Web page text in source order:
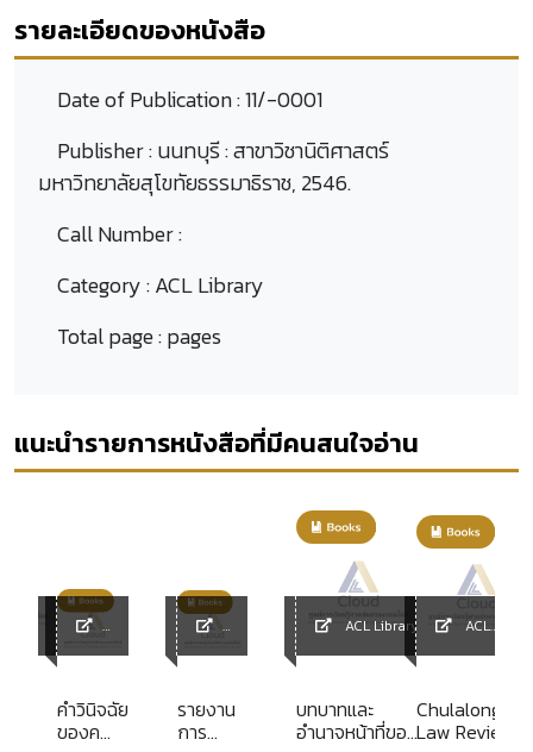
รายละเอียดของหนังสือ
Date of Publication :11/-0001
Publisher :นนทบุรี : สาขาวิชานิติศาสตร์
มหาวิทยาลัยสุโขทัยธรรมาธิราช, 2546.
Call Number :
Category :ACL Library
Total page :pages
แนะนำรายการหนังสือที่มีคนสนใจอ่าน
คำวินิจฉัย
ของคณะ
รายงาน
การ
ACL Library
บทบาทและ
อำนาจหน้าที่ของLaw Review